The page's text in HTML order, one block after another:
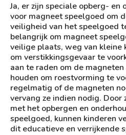
Ja, er zijn speciale opberg- en
voor magneet speelgoed om
veiligheid van het speelgoed
belangrijk om magneet
veilige plaats, weg van kleine
om verstikkingsgevaar te
aan te raden om de
houden om roestvorming te
regelmatig of de magneten
vervang ze indien nodig.
met het opbergen en
speelgoed, kunnen kinderen
dit educatieve en verrijkende